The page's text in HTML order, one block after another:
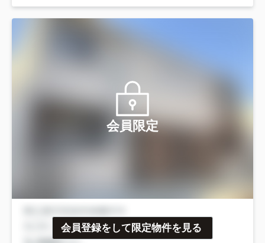
会員限定
会員登録をして限定物件を見る